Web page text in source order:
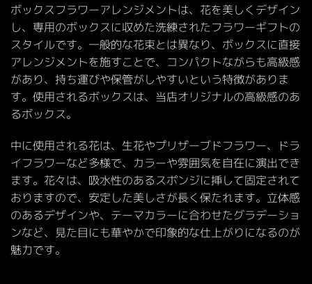
ボックスフラワーアレンジメントは、花を美しくデザイン
し、専用のボックスに収めた洗練されたフラワーギフトの
スタイルです。一般的な花束とは異なり、ボックスに直接
アレンジメントを施すことで、コンパクトながらも高級感
があり、持ち運びや保管がしやすいという特徴がありま
す。使用されるボックスは、当店オリジナルの高級感のあ
るボックス。
中に使用される花は、生花やプリザーブドフラワー、ドラ
イフラワーなど多様で、カラーや雰囲気を自在に演出でき
ます。花々は、吸水性のあるスポンジに挿して固定されて
おりますので、安定した美しさが長く保たれます。立体感
のあるデザインや、テーマカラーに合わせたグラデーショ
ンなど、見た目にも華やかで印象的な仕上がりになるのが
魅力です。